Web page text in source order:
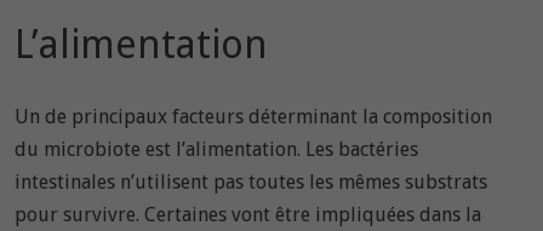
L’alimentation
Un de principaux facteurs déterminant la composition
du microbiote est l’alimentation. Les bactéries
intestinales n’utilisent pas toutes les mêmes substrats
pour survivre. Certaines vont être impliquées dans la